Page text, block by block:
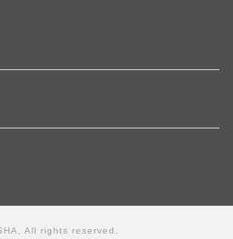
All rights reserved.